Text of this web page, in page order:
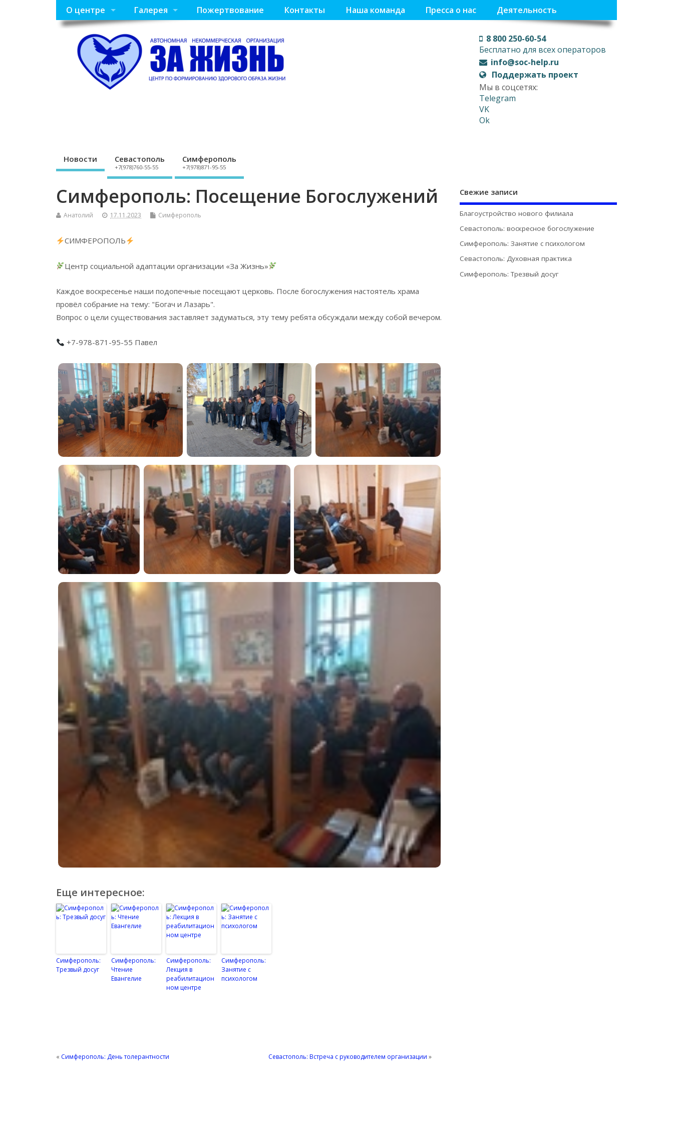
О центре Галерея Пожертвование Контакты Наша команда Пресса о нас Деятельность
8 800 250-60-54
Бесплатно для всех операторов
info@soc-help.ru
Поддержать проект
Мы в соцсетях:
Telegram
VK
Ok
Новости Севастополь
+7(978)760-55-55
Симферополь
+7(978)871-95-55
Симферополь: Посещение Богослужений
Анатолий 17.11.2023 Симферополь
СИМФЕРОПОЛЬ
Центр социальной адаптации организации «За Жизнь»
Каждое воскресенье наши подопечные посещают церковь. После богослужения настоятель храма
провёл собрание на тему: "Богач и Лазарь".
Вопрос о цели существования заставляет задуматься, эту тему ребята обсуждали между собой вечером.
+7-978-871-95-55 Павел
Еще интересное:
Симферополь:
Трезвый досуг
Симферополь:
Чтение
Евангелие
Симферополь:
Лекция в
реабилитацион
ном центре
Симферополь:
Занятие с
психологом
« Симферополь: День толерантности Севастополь: Встреча с руководителем организации »
Свежие записи
Благоустройство нового филиала
Севастополь: воскресное богослужение
Симферополь: Занятие с психологом
Севастополь: Духовная практика
Симферополь: Трезвый досуг